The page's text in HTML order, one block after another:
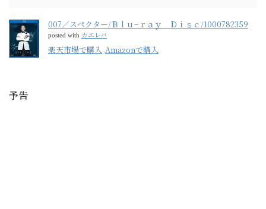
007／スペクター/Ｂｌｕ−ｒａｙ Ｄｉｓｃ/1000782359
posted with カエレバ
楽天市場で購入 Amazonで購入
予告